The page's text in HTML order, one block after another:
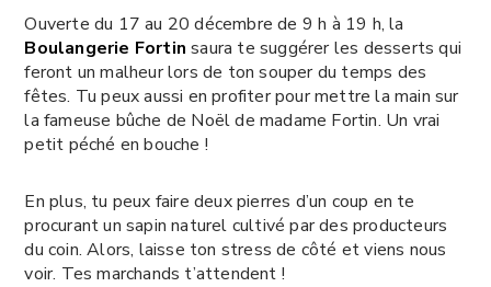
Ouverte du 17 au 20 décembre de 9 h à 19 h, la
Boulangerie Fortin saura te suggérer les desserts qui
feront un malheur lors de ton souper du temps des
fêtes. Tu peux aussi en profiter pour mettre la main sur
la fameuse bûche de Noël de madame Fortin. Un vrai
petit péché en bouche !
En plus, tu peux faire deux pierres d’un coup en te
procurant un sapin naturel cultivé par des producteurs
du coin. Alors, laisse ton stress de côté et viens nous
voir. Tes marchands t’attendent !